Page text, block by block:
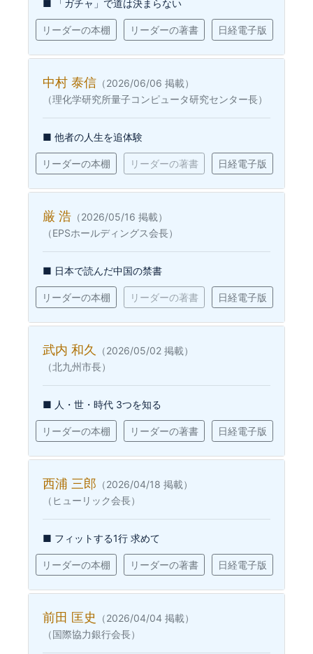
■ 「ガチャ」で道は決まらない
リーダーの本棚 リーダーの著書 日経電子版
中村 泰信 （2026/06/06 掲載）
（理化学研究所量子コンピュータ研究センター長）
■ 他者の人生を追体験
リーダーの本棚 リーダーの著書 日経電子版
厳 浩 （2026/05/16 掲載）
（EPSホールディングス会長）
■ 日本で読んだ中国の禁書
リーダーの本棚 リーダーの著書 日経電子版
武内 和久
（2026/05/02 掲載）
（北九州市長）
■ 人・世・時代 3つを知る
リーダーの本棚 リーダーの著書 日経電子版
西浦 三郎 （2026/04/18 掲載）
（ヒューリック会長）
■ フィットする1行 求めて
リーダーの本棚 リーダーの著書 日経電子版
前田 匡史
（2026/04/04 掲載）
（国際協力銀行会長）